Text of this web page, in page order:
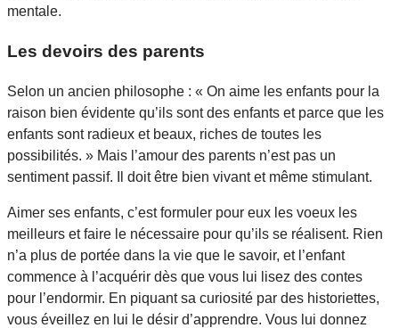
mentale.
Les devoirs des parents
Selon un ancien philosophe : « On aime les enfants pour la
raison bien évidente qu’ils sont des enfants et parce que les
enfants sont radieux et beaux, riches de toutes les
possibilités. » Mais l’amour des parents n’est pas un
sentiment passif. Il doit être bien vivant et même stimulant.
Aimer ses enfants, c’est formuler pour eux les voeux les
meilleurs et faire le nécessaire pour qu’ils se réalisent. Rien
n’a plus de portée dans la vie que le savoir, et l’enfant
commence à l’acquérir dès que vous lui lisez des contes
pour l’endormir. En piquant sa curiosité par des historiettes,
vous éveillez en lui le désir d’apprendre. Vous lui donnez